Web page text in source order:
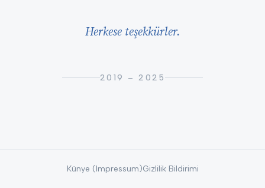
Herkese teşekkürler.
2019 – 2025
Künye (Impressum)Gizlilik Bildirimi